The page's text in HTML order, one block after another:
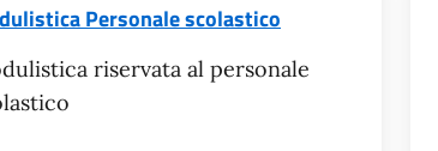
Personale scolastico
riservata al personale